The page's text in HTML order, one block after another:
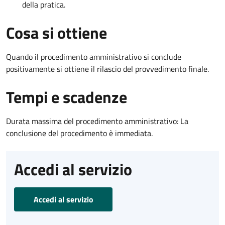
della pratica.
Cosa si ottiene
Quando il procedimento amministrativo si conclude
positivamente si ottiene il rilascio del provvedimento finale.
Tempi e scadenze
Durata massima del procedimento amministrativo: La
conclusione del procedimento è immediata.
Accedi al servizio
Accedi al servizio